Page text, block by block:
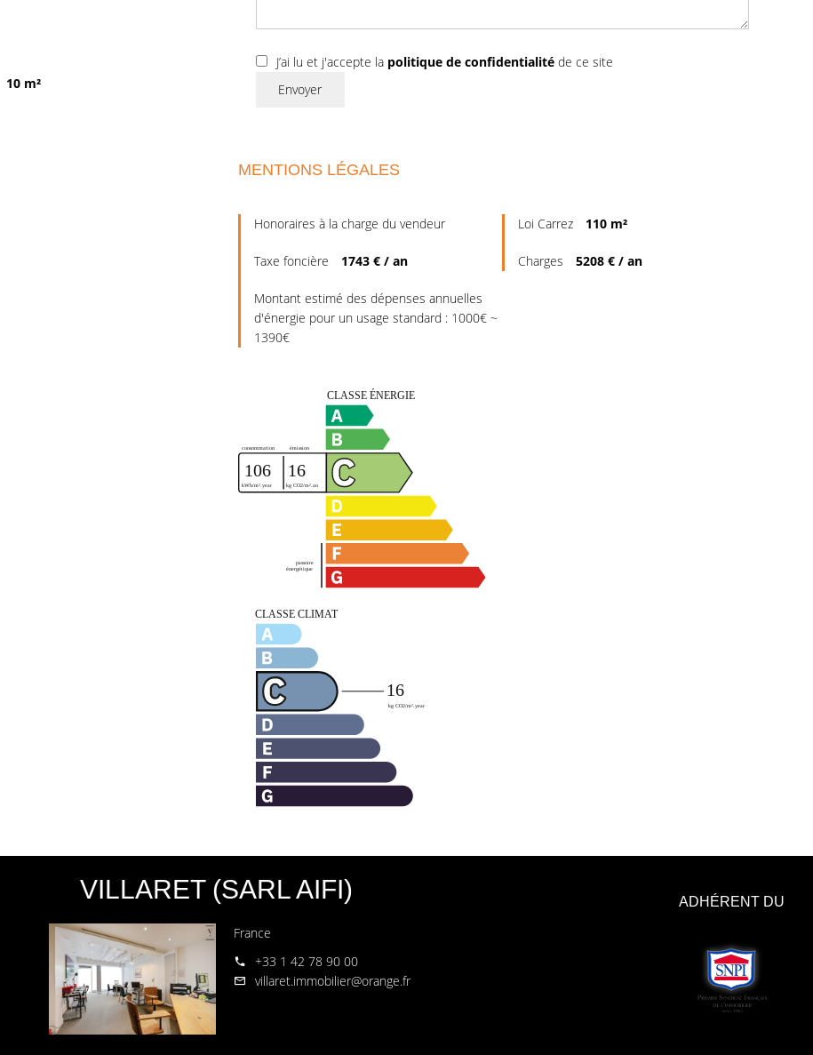
10 m²
J’ai lu et j'accepte la politique de confidentialitéde ce site
Envoyer
MENTIONS LÉGALES
Honoraires à la charge du vendeur Loi Carrez 110 m²
Taxe foncière 1743 € / an Charges 5208 € / an
Montant estimé des dépenses annuelles
d'énergie pour un usage standard : 1000€ ~
1390€
ADHÉRENT DU
VILLARET (SARL AIFI)
France
+33 1 42 78 90 00
villaret.immobilier@orange.fr